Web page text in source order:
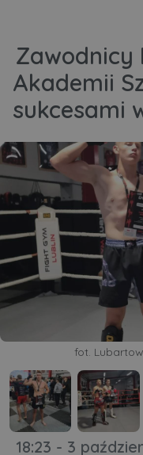
Zawodnicy
Akademii
sukcesami
fot.
18:23 - 3